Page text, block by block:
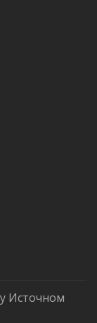
Источном